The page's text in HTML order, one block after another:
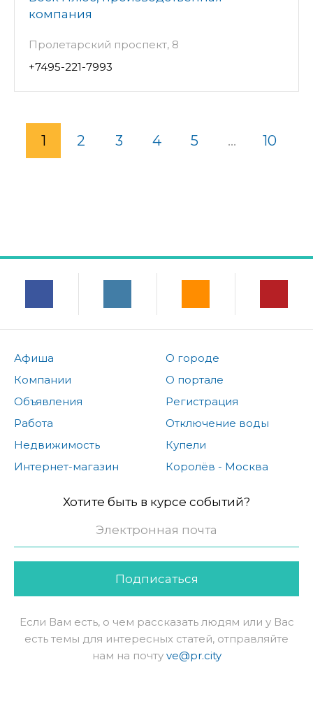
компания
Пролетарский проспект, 8
+7495-221-7993
1 2 3 4 5 ... 10
Афиша
Компании
Объявления
Работа
Недвижимость
Интернет-магазин
О городе
О портале
Регистрация
Отключение воды
Купели
Королёв - Москва
Хотите быть в курсе событий?
Подписаться
Если Вам есть, о чем рассказать людям или у Вас
есть темы для интересных статей, отправляйте
нам на почту ve@pr.city